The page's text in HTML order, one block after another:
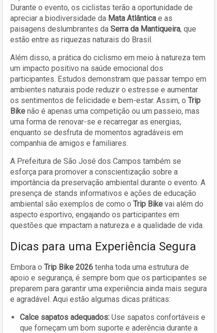
Durante o evento, os ciclistas terão a oportunidade de
apreciar a biodiversidade da Mata Atlântica e as
paisagens deslumbrantes da Serra da Mantiqueira, que
estão entre as riquezas naturais do Brasil.
Além disso, a prática do ciclismo em meio à natureza tem
um impacto positivo na saúde emocional dos
participantes. Estudos demonstram que passar tempo em
ambientes naturais pode reduzir o estresse e aumentar
os sentimentos de felicidade e bem-estar. Assim, o Trip
Bike não é apenas uma competição ou um passeio, mas
uma forma de renovar-se e recarregar as energias,
enquanto se desfruta de momentos agradáveis em
companhia de amigos e familiares.
A Prefeitura de São José dos Campos também se
esforça para promover a conscientização sobre a
importância da preservação ambiental durante o evento. A
presença de stands informativos e ações de educação
ambiental são exemplos de como o Trip Bike vai além do
aspecto esportivo, engajando os participantes em
questões que impactam a natureza e a qualidade de vida.
Dicas para uma Experiência Segura
Embora o Trip Bike 2026 tenha toda uma estrutura de
apoio e segurança, é sempre bom que os participantes se
preparem para garantir uma experiência ainda mais segura
e agradável. Aqui estão algumas dicas práticas:
Calce sapatos adequados: Use sapatos confortáveis e
que forneçam um bom suporte e aderência durante a